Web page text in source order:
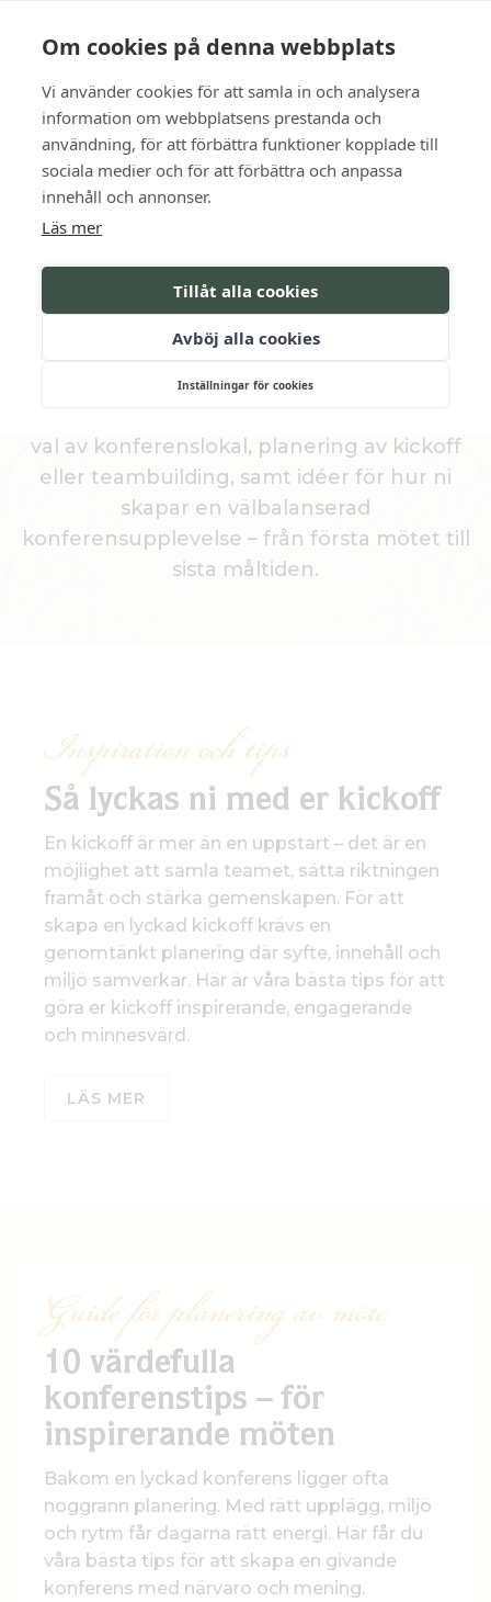
Om cookies på denna webbplats
Vi använder cookies för att samla in och analysera
information om webbplatsens prestanda och
användning, för att förbättra funktioner kopplade till
sociala medier och för att förbättra och anpassa
innehåll och annonser.
Läs mer
Tillåt alla cookies
Avböj alla cookies
Inställningar för cookies
BOKA
Tips för en lyckad konferens
KONFERENS­GUIDE
För att göra er konferens på Södertuna
Slott så smidig och givande som möjligt har
vi tagit fram guider och checklistor som
val av konferenslokal, planering av kickoff
eller teambuilding, samt idéer för hur ni
skapar en välbalanserad
konferensupplevelse – från första mötet till
sista måltiden.
Inspiration och tips
Så lyckas ni med er kickoff
En kickoff är mer än en uppstart – det är en
möjlighet att samla teamet, sätta riktningen
framåt och stärka gemenskapen. För att
skapa en lyckad kickoff krävs en
genomtänkt planering där syfte, innehåll och
miljö samverkar. Här är våra bästa tips för att
göra er kickoff inspirerande, engagerande
och minnesvärd.
LÄS MER
Guide för planering av möte
10 värdefulla
konferenstips – för
inspirerande möten
Bakom en lyckad konferens ligger ofta
noggrann planering. Med rätt upplägg, miljö
och rytm får dagarna rätt energi. Här får du
våra bästa tips för att skapa en givande
konferens med närvaro och mening.